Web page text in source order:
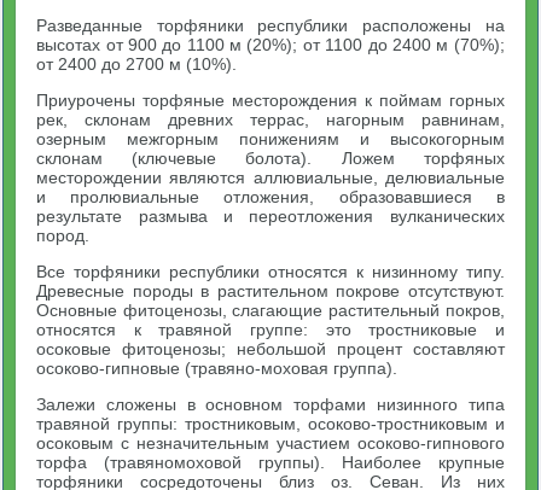
Разведанные торфяники республики расположены на
высотах от 900 до 1100 м (20%); от 1100 до 2400 м (70%);
от 2400 до 2700 м (10%).
Приурочены торфяные месторождения к поймам горных
рек, склонам древних террас, нагорным равнинам,
озерным межгорным понижениям и высокогорным
склонам (ключевые болота). Ложем торфяных
месторождении являются аллювиальные, делювиальные
и пролювиальные отложения, образовавшиеся в
результате размыва и переотложения вулканических
пород.
Все торфяники республики относятся к низинному типу.
Древесные породы в растительном покрове отсутствуют.
Основные фитоценозы, слагающие растительный покров,
относятся к травяной группе: это тростниковые и
осоковые фитоценозы; небольшой процент составляют
осоково-гипновые (травяно-моховая группа).
Залежи сложены в основном торфами низинного типа
травяной группы: тростниковым, осоково-тростниковым и
осоковым с незначительным участием осоково-гипнового
торфа (травяномоховой группы). Наиболее крупные
торфяники сосредоточены близ оз. Севан. Из них